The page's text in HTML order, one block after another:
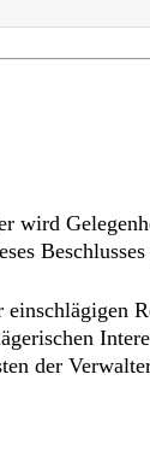
wird
Beschlusses
der